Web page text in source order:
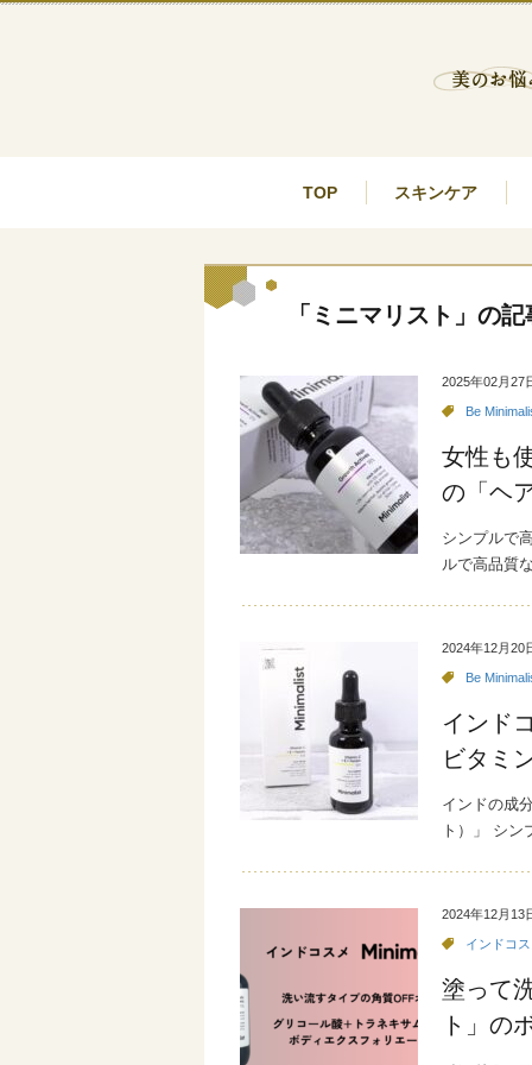
TOP スキンケア
「ミニマリスト」の
2025年02月27
Be
女性も
の「ヘ
シンプルで
ルで高品質
2024年12月20
Be
インド
ビタミ
インドの成
ト）」 シン
2024年12月13
インドコス
塗って
ト」の